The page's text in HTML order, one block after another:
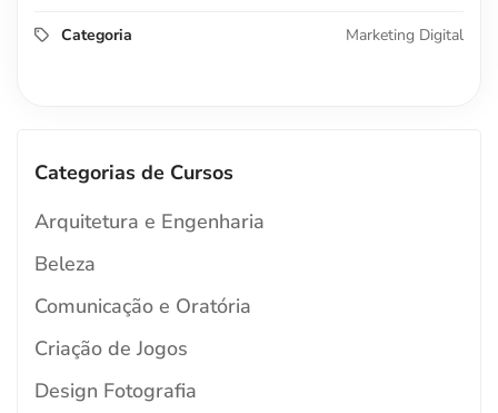
Marketing Digital
Categorias de Cursos
Arquitetura e Engenharia
Beleza
Comunicação e Oratória
Criação de Jogos
Design Fotografia